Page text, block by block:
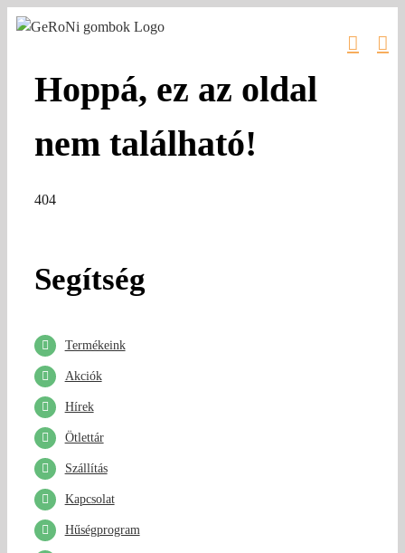
Kihagyás
Hoppá, ez az oldal
nem található!
404
Segítség
Termékeink
Akciók
Hírek
Ötlettár
Szállítás
Kapcsolat
Hűségprogram